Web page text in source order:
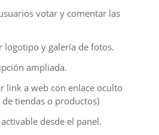
votar y comentar las
logotipo y galería de fotos.
ampliada.
link a web con enlace oculto
tiendas o productos)
desde el panel.